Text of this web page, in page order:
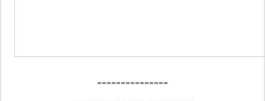
===============